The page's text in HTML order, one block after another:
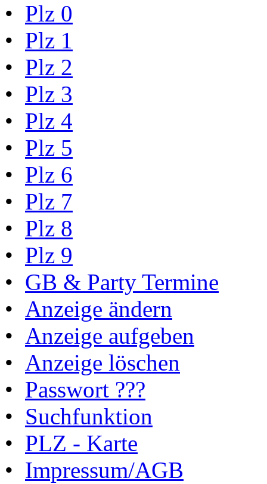
• Plz 0
• Plz 1
• Plz 2
• Plz 3
• Plz 4
• Plz 5
• Plz 6
• Plz 7
• Plz 8
• Plz 9
• GB & Party Termine
• Anzeige ändern
• Anzeige aufgeben
• Anzeige löschen
• Passwort ???
• Suchfunktion
• PLZ - Karte
• Impressum/AGB